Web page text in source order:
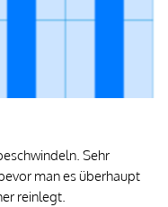
Sehr
man es überhaupt
reinlegt.